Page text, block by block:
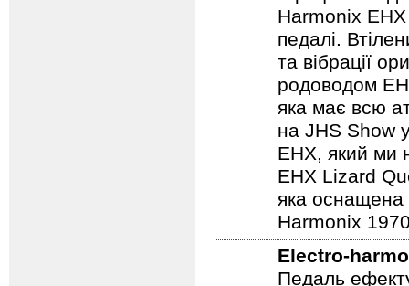
Педаль
і графічним
Harmonix
педалі.
та вібрації
родоводом
яка має всю
на JHS Show
EHX, який ми
EHX Lizard
яка оснащена
Harmonix